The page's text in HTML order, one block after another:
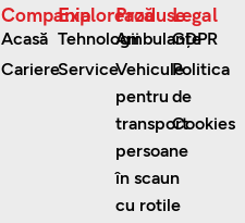
Compania
Acasă
Cariere
Explorează
Tehnologii
Service
Produse
Ambulanțe
Vehicule
pentru
transport
persoane
în scaun
cu rotile
Legal
GDPR
Politica
de
Cookies